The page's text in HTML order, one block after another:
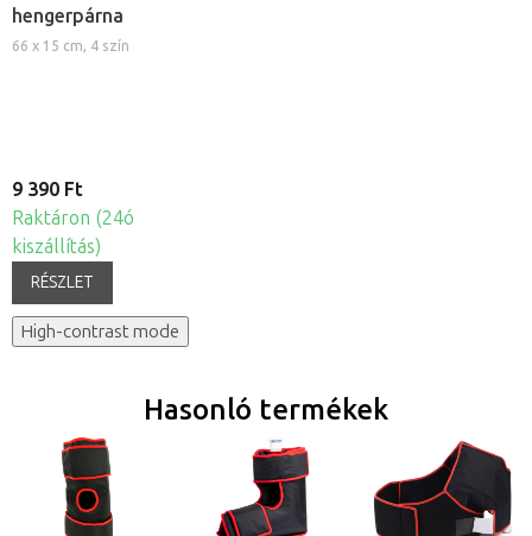
hengerpárna
66 x 15 cm, 4 szín
9 390 Ft
Raktáron (24ó
kiszállítás)
RÉSZLET
High-contrast mode
Hasonló termékek